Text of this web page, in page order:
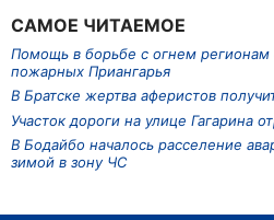
САМОЕ ЧИТАЕМОЕ
Помощь в борьбе с огнем регионам
пожарных Приангарья
В Братске жертва аферистов
Участок дороги на улице Гагарина
В Бодайбо началось расселение
зимой в зону ЧС